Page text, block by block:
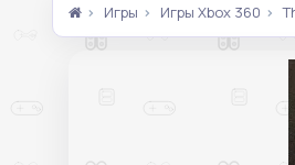
Игры Игры Xbox 360